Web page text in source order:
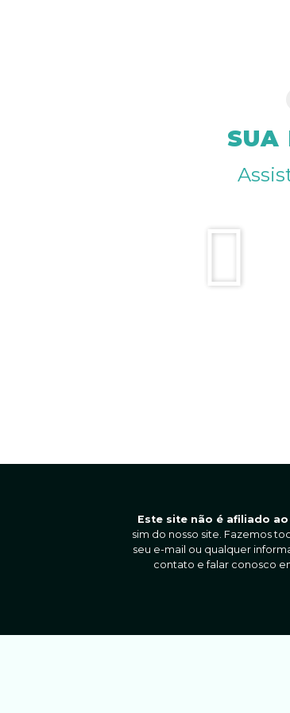
SUA
Este site não é afiliado
sim do nosso site. Fazemos
seu e-mail ou qualquer
contato e falar conosco